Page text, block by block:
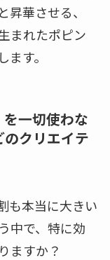
華させる、
まれたポピン
す。
一切使わな
クリエイテ
も本当に大きい
中で、特に効
ますか？